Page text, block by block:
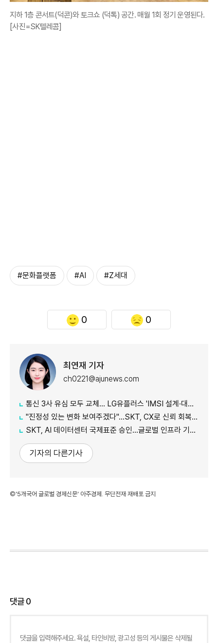
지하 1층 콘서트(덕콘)와 토크쇼 (덕톡) 공간. 매월 1회 정기 운영된다.
[사진=SK텔레콤]
#문화플랫폼 #AI #Z세대
0 0
최연재 기자
ch0221@ajunews.com
통신 3사 유심 모두 교체… LG유플러스 'IMSI 설계·대응 시점' 놓고 갑론을박
"진정성 있는 변화 보여주겠다"…SKT, CX로 신뢰 회복 나선다
SKT, AI 데이터센터 국제표준 승인…글로벌 인프라 기준 제시
기자의 다른기사
©'5개국어 글로벌 경제신문' 아주경제. 무단전재·재배포 금지
댓글0